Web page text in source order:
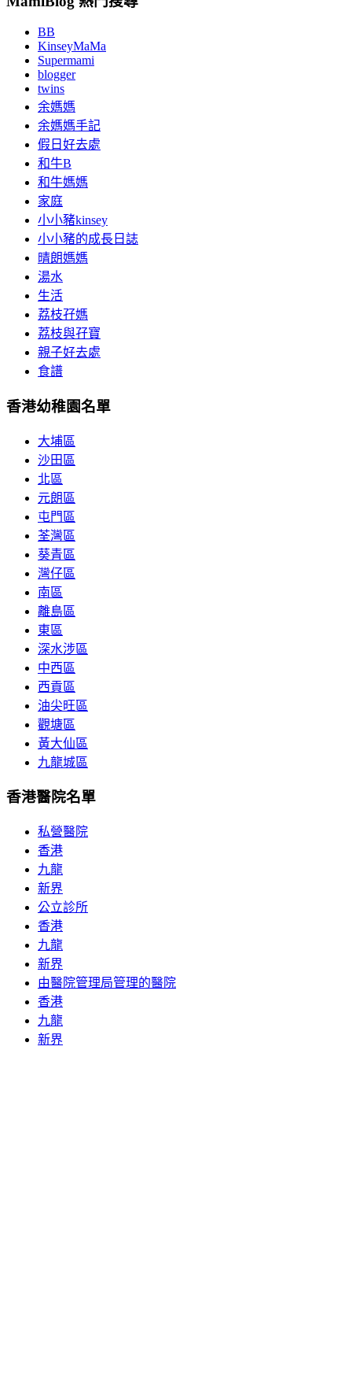
BB
KinseyMaMa
Supermami
blogger
twins
余媽媽
余媽媽手記
假日好去處
和牛B
和牛媽媽
家庭
小小豬kinsey
小小豬的成長日誌
晴朗媽媽
湯水
生活
荔枝孖媽
荔枝與孖寶
親子好去處
食譜
香港幼稚園名單
大埔區
沙田區
北區
元朗區
屯門區
荃灣區
葵青區
灣仔區
南區
離島區
東區
深水涉區
中西區
西貢區
油尖旺區
觀塘區
黃大仙區
九龍城區
香港醫院名單
私營醫院
香港
九龍
新界
公立診所
香港
九龍
新界
由醫院管理局管理的醫院
香港
九龍
新界